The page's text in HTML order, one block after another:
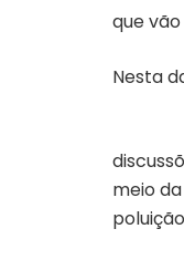
que
Nesta
meio